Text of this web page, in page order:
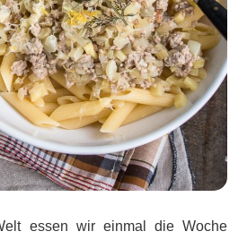
essen wir einmal die Woche